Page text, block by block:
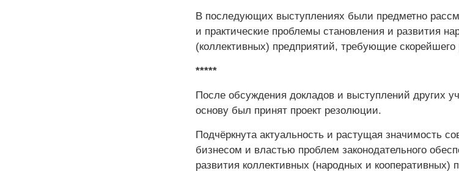
В последующих выступлениях были предметно
и практические проблемы становления и развития
(коллективных) предприятий, требующие
*****
После обсуждения докладов и выступлений других
основу был принят проект резолюции.
Подчёркнута актуальность и растущая значимость
бизнесом и властью проблем законодательного
развития коллективных (народных и кооперативных)